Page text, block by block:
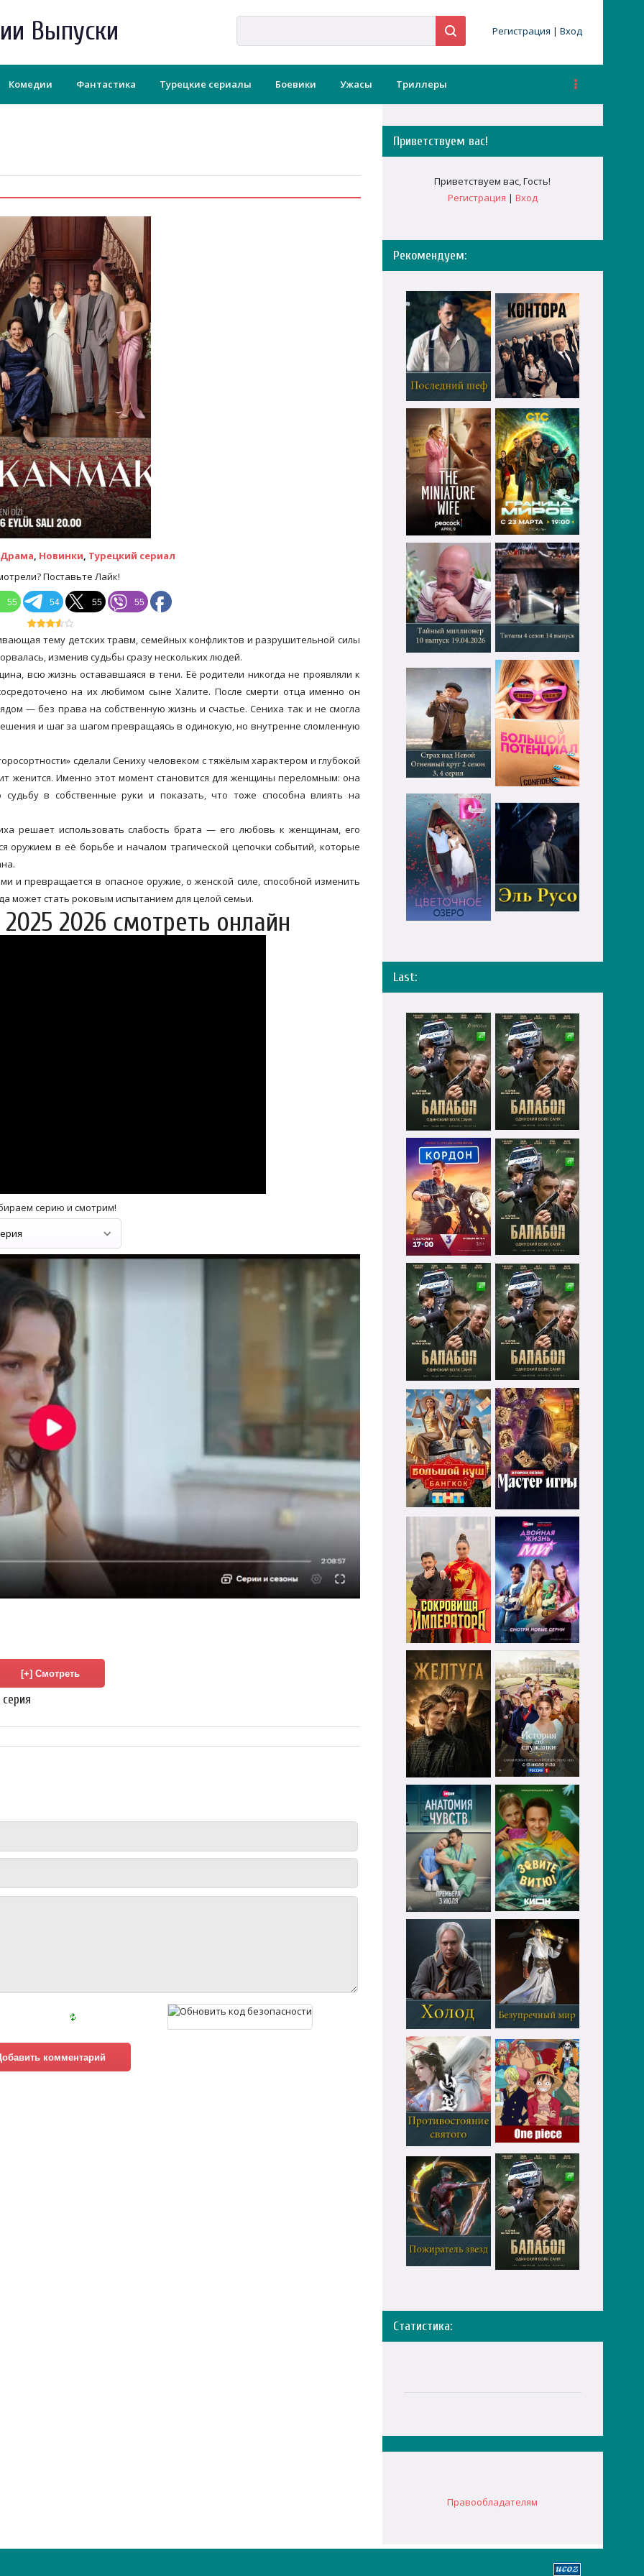
Выпуски Регистрация | Вход
Комедии Фантастика Турецкие сериалы Боевики Ужасы Триллеры
Драма, Новинки, Турецкий сериал
Поставьте Лайк!
55 54 55 55
тему детских травм, семейных конфликтов и разрушительной силы
изменив судьбы сразу нескольких людей.
всю жизнь остававшаяся в тени. Её родители никогда не проявляли к
на их любимом сыне Халите. После смерти отца именно он
— без права на собственную жизнь и счастье. Сениха так и не смогла
и шаг за шагом превращаясь в одинокую, но внутренне сломленную
сделали Сениху человеком с тяжёлым характером и глубокой
женится. Именно этот момент становится для женщины переломным: она
в собственные руки и показать, что тоже способна влиять на
решает использовать слабость брата — его любовь к женщинам, его
оружием в её борьбе и началом трагической цепочки событий, которые
и превращается в опасное оружие, о женской силе, способной изменить
может стать роковым испытанием для целой семьи.
2026 смотреть онлайн
серию и смотрим!
Приветствуем вас!
Приветствуем вас,Гость!
Регистрация | Вход
Рекомендуем:
Last:
Статистика:
Правообладателям